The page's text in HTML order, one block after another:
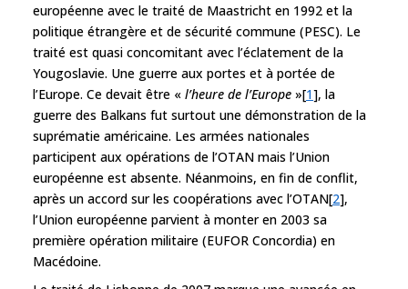
européenne avec le traité de Maastricht en 1992 et la
politique étrangère et de sécurité commune (PESC). Le
traité est quasi concomitant avec l’éclatement de la
Yougoslavie. Une guerre aux portes et à portée de
l’Europe. Ce devait être « l’heure de l’Europe »[1], la
guerre des Balkans fut surtout une démonstration de la
suprématie américaine. Les armées nationales
participent aux opérations de l’OTAN mais l’Union
européenne est absente. Néanmoins, en fin de conflit,
après un accord sur les coopérations avec l’OTAN[2],
l’Union européenne parvient à monter en 2003 sa
première opération militaire (EUFOR Concordia) en
Macédoine.